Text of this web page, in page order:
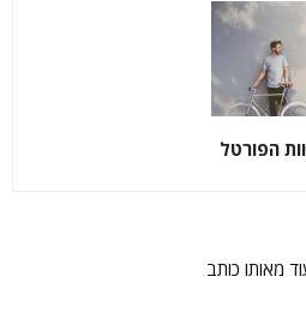
הפורטל
מאותו כותב